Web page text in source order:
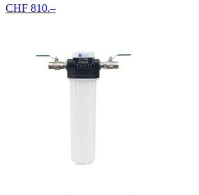
CHF 810.–